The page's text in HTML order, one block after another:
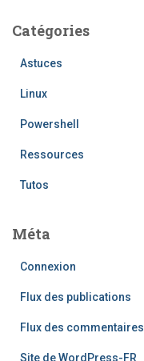
Catégories
Astuces
Linux
Powershell
Ressources
Tutos
Méta
Connexion
Flux des publications
Flux des commentaires
Site de WordPress-FR